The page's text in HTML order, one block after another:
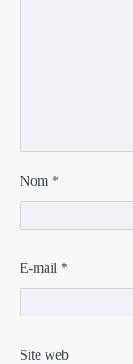
Nom *
E-mail *
Site web